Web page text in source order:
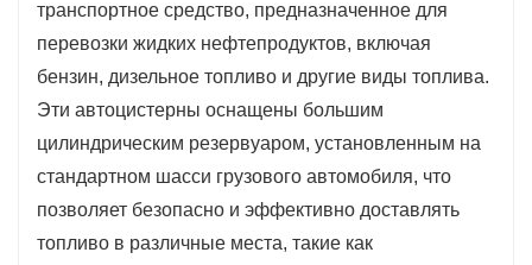
Улучшенный контроль: системы GPS и телеметрии
обеспечивают отслеживание и мониторинг в
режиме реального времени, предоставляя
менеджерам автопарков больший контроль над
логистикой и управлением запасами.
Экологическая ответственность: многие модели
разработаны с учетом особенностей, которые
сводят к минимуму разливы и утечки, способствуя
транспортное средство, предназначенное для
перевозки жидких нефтепродуктов, включая
бензин, дизельное топливо и другие виды топлива.
Эти автоцистерны оснащены большим
цилиндрическим резервуаром, установленным на
стандартном шасси грузового автомобиля, что
позволяет безопасно и эффективно доставлять
топливо в различные места, такие как